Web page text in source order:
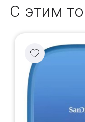
С этим